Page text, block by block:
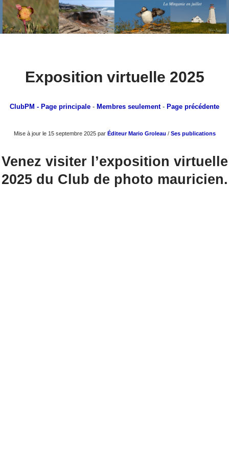
Exposition virtuelle 2025
ClubPM - Page principale - Membres seulement- Page précédente
Mise à jour le 15 septembre 2025 par Éditeur Mario Groleau / Ses publications
Venez visiter l’exposition virtuelle
2025 du Club de photo mauricien.